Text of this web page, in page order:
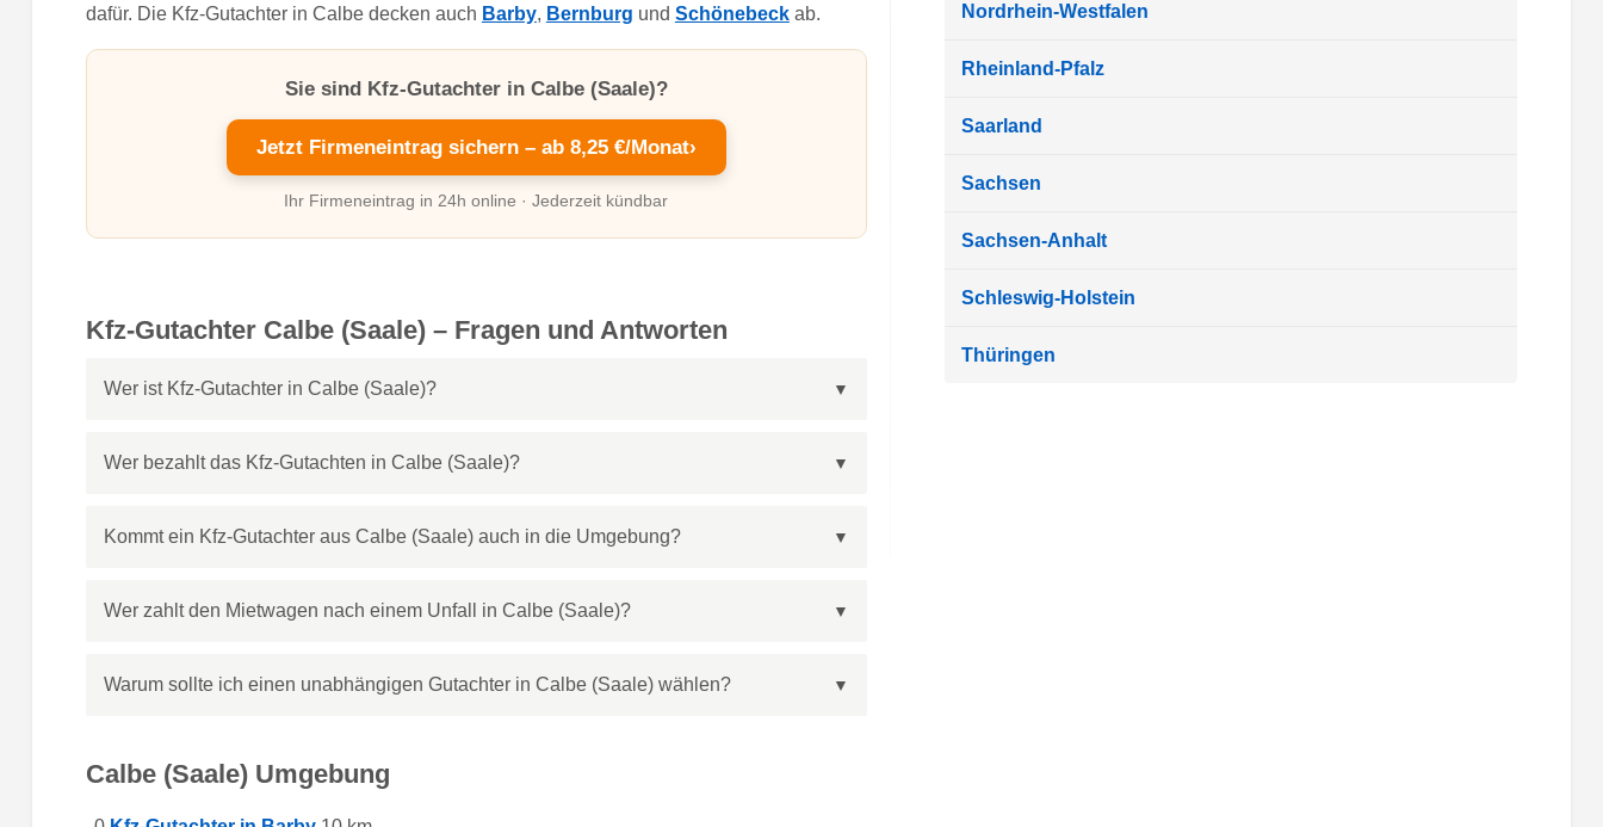
dafür. Die Kfz-Gutachter in Calbe decken auch Barby, Bernburg und Schönebeckab.
Sie sind Kfz-Gutachter in Calbe (Saale)?
Jetzt Firmeneintrag sichern – ab 8,25 €/Monat›
Ihr Firmeneintrag in 24h online · Jederzeit kündbar
Kfz-Gutachter Calbe (Saale) – Fragen und Antworten
Wer ist Kfz-Gutachter in Calbe (Saale)?
Wer bezahlt das Kfz-Gutachten in Calbe (Saale)?
Kommt ein Kfz-Gutachter aus Calbe (Saale) auch in die Umgebung?
Wer zahlt den Mietwagen nach einem Unfall in Calbe (Saale)?
Warum sollte ich einen unabhängigen Gutachter in Calbe (Saale) wählen?
Calbe (Saale) Umgebung
Nordrhein-Westfalen
Rheinland-Pfalz
Saarland
Sachsen
Sachsen-Anhalt
Schleswig-Holstein
Thüringen